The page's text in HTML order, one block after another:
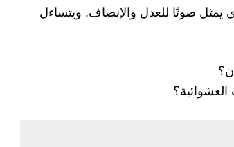
يمثل صوتًا للعدل والإنصاف. ويتساءل